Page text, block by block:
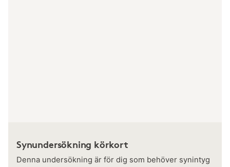
Synundersökning körkort
Denna undersökning är för dig som behöver synintyg